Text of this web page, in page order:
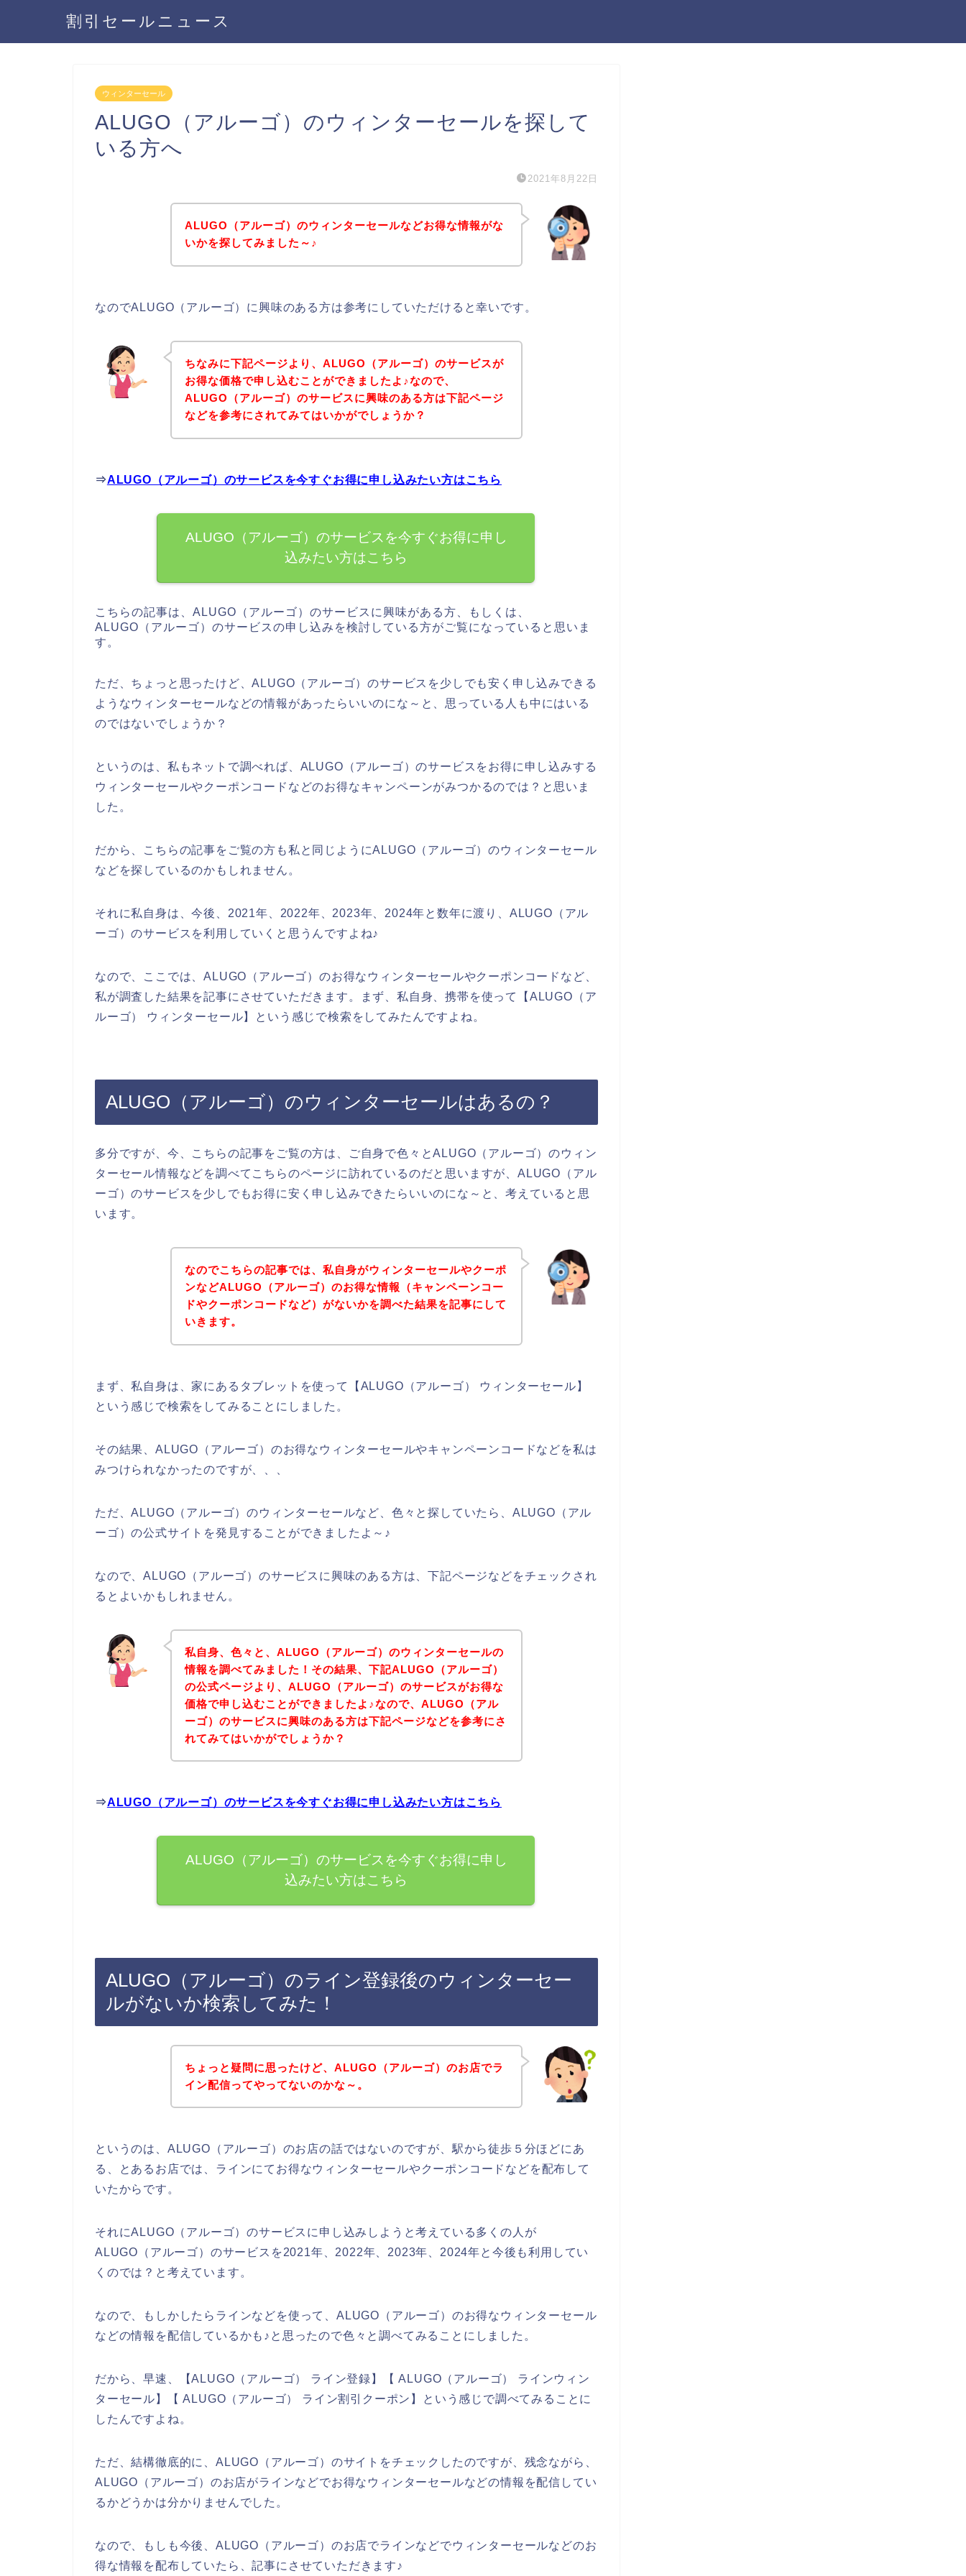
割引セールニュース
ウィンターセール
ALUGO（アルーゴ）のウィンターセールを探して
いる方へ
2021年8月22日
ALUGO（アルーゴ）のウィンターセールなどお得な情報がな
いかを探してみました～♪
なのでALUGO（アルーゴ）に興味のある方は参考にしていただけると幸いです。
ちなみに下記ページより、ALUGO（アルーゴ）のサービスが
お得な価格で申し込むことができましたよ♪なので、
ALUGO（アルーゴ）のサービスに興味のある方は下記ページ
などを参考にされてみてはいかがでしょうか？
⇒ALUGO（アルーゴ）のサービスを今すぐお得に申し込みたい方はこちら
ALUGO（アルーゴ）のサービスを今すぐお得に申し
込みたい方はこちら
こちらの記事は、ALUGO（アルーゴ）のサービスに興味がある方、もしくは、
ALUGO（アルーゴ）のサービスの申し込みを検討している方がご覧になっていると思いま
す。
ただ、ちょっと思ったけど、ALUGO（アルーゴ）のサービスを少しでも安く申し込みできる
ようなウィンターセールなどの情報があったらいいのにな～と、思っている人も中にはいる
のではないでしょうか？
というのは、私もネットで調べれば、ALUGO（アルーゴ）のサービスをお得に申し込みする
ウィンターセールやクーポンコードなどのお得なキャンペーンがみつかるのでは？と思いま
した。
だから、こちらの記事をご覧の方も私と同じようにALUGO（アルーゴ）のウィンターセール
などを探しているのかもしれません。
それに私自身は、今後、2021年、2022年、2023年、2024年と数年に渡り、ALUGO（アル
ーゴ）のサービスを利用していくと思うんですよね♪
なので、ここでは、ALUGO（アルーゴ）のお得なウィンターセールやクーポンコードなど、
私が調査した結果を記事にさせていただきます。まず、私自身、携帯を使って【ALUGO（ア
ルーゴ） ウィンターセール】という感じで検索をしてみたんですよね。
ALUGO（アルーゴ）のウィンターセールはあるの？
多分ですが、今、こちらの記事をご覧の方は、ご自身で色々とALUGO（アルーゴ）のウィン
ターセール情報などを調べてこちらのページに訪れているのだと思いますが、ALUGO（アル
ーゴ）のサービスを少しでもお得に安く申し込みできたらいいのにな～と、考えていると思
います。
なのでこちらの記事では、私自身がウィンターセールやクーポ
ンなどALUGO（アルーゴ）のお得な情報（キャンペーンコー
ドやクーポンコードなど）がないかを調べた結果を記事にして
いきます。
まず、私自身は、家にあるタブレットを使って【ALUGO（アルーゴ） ウィンターセール】
という感じで検索をしてみることにしました。
その結果、ALUGO（アルーゴ）のお得なウィンターセールやキャンペーンコードなどを私は
みつけられなかったのですが、、、
ただ、ALUGO（アルーゴ）のウィンターセールなど、色々と探していたら、ALUGO（アル
ーゴ）の公式サイトを発見することができましたよ～♪
なので、ALUGO（アルーゴ）のサービスに興味のある方は、下記ページなどをチェックされ
るとよいかもしれません。
私自身、色々と、ALUGO（アルーゴ）のウィンターセールの
情報を調べてみました！その結果、下記ALUGO（アルーゴ）
の公式ページより、ALUGO（アルーゴ）のサービスがお得な
価格で申し込むことができましたよ♪なので、ALUGO（アル
ーゴ）のサービスに興味のある方は下記ページなどを参考にさ
れてみてはいかがでしょうか？
⇒ALUGO（アルーゴ）のサービスを今すぐお得に申し込みたい方はこちら
ALUGO（アルーゴ）のサービスを今すぐお得に申し
込みたい方はこちら
ALUGO（アルーゴ）のライン登録後のウィンターセー
ルがないか検索してみた！
ちょっと疑問に思ったけど、ALUGO（アルーゴ）のお店でラ
イン配信ってやってないのかな～。
というのは、ALUGO（アルーゴ）のお店の話ではないのですが、駅から徒歩５分ほどにあ
る、とあるお店では、ラインにてお得なウィンターセールやクーポンコードなどを配布して
いたからです。
それにALUGO（アルーゴ）のサービスに申し込みしようと考えている多くの人が
ALUGO（アルーゴ）のサービスを2021年、2022年、2023年、2024年と今後も利用してい
くのでは？と考えています。
なので、もしかしたらラインなどを使って、ALUGO（アルーゴ）のお得なウィンターセール
などの情報を配信しているかも♪と思ったので色々と調べてみることにしました。
だから、早速、【ALUGO（アルーゴ） ライン登録】【 ALUGO（アルーゴ） ラインウィン
ターセール】【 ALUGO（アルーゴ） ライン割引クーポン】という感じで調べてみることに
したんですよね。
ただ、結構徹底的に、ALUGO（アルーゴ）のサイトをチェックしたのですが、残念ながら、
ALUGO（アルーゴ）のお店がラインなどでお得なウィンターセールなどの情報を配信してい
るかどうかは分かりませんでした。
なので、もしも今後、ALUGO（アルーゴ）のお店でラインなどでウィンターセールなどのお
得な情報を配布していたら、記事にさせていただきます♪